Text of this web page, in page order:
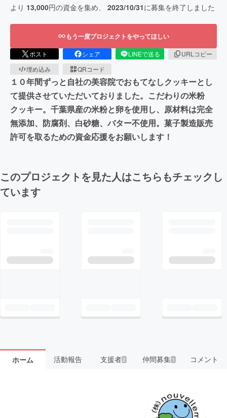
より 13,000円の資金を集め、 2023/10/31に募集を終了しました
もう一度プロジェクトをやってほしい
ポスト シェア LINEで送る
URLコピー
埋め込み
QRコード
１０年間ずっと自社の美容院でおもてなしクッキーとし
て提供させていただいておりました。こだわりの米粉
クッキー。千葉県産の米粉と卵を使用し、原材料は完全
無添加、防腐剤、白砂糖、バター不使用。菓子製造販売
許可を取るための資金応援をお願いします！
このプロジェクトを見た人はこちらもチェックし
ています
ホーム 活動報告 支援者2 仲間募集 1 コメント